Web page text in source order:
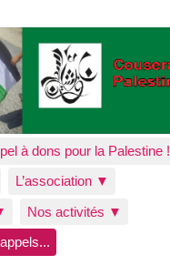
à dons pour la Palestine !
L’association ▼
Nos activités ▼